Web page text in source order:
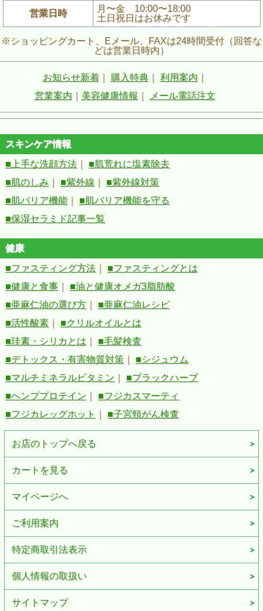
営業日時
月〜金 10:00〜18:00
土日祝日はお休みです
※ショッピングカート、Eメール、FAXは24時間受付（回答な
どは営業日時内）
お知らせ新着｜ 購入特典｜ 利用案内
営業案内
美容健康情報 メール電話注文
スキンケア情報
■上手な洗顔方法
■肌荒れに塩素除去
■肌のしみ
■紫外線
■紫外線対策
■肌バリア機能
■肌バリア機能を守る
■保湿セラミド記事一覧
健康
■ファスティング方法
■ファスティングとは
■健康と食事
■油と健康オメガ3脂肪酸
■亜麻仁油の選び方
■亜麻仁油レシピ
■活性酸素
■クリルオイルとは
■珪素・シリカとは
■毛髪検査
■デトックス・有害物質対策
■シジュウム
■マルチミネラルビタミン
■ブラックハーブ
■ヘンププロテイン
■フジカスマーティ
■フジカレッグホット
■子宮頸がん検査
お店のトップへ戻る
カートを見る
マイページへ
ご利用案内
特定商取引法表示
個人情報の取扱い
サイトマップ